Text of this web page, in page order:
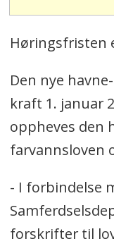
Høringsfristen
Den nye
kraft 1. januar
oppheves den
farvannsloven
- I forbindelse
forskrifter til